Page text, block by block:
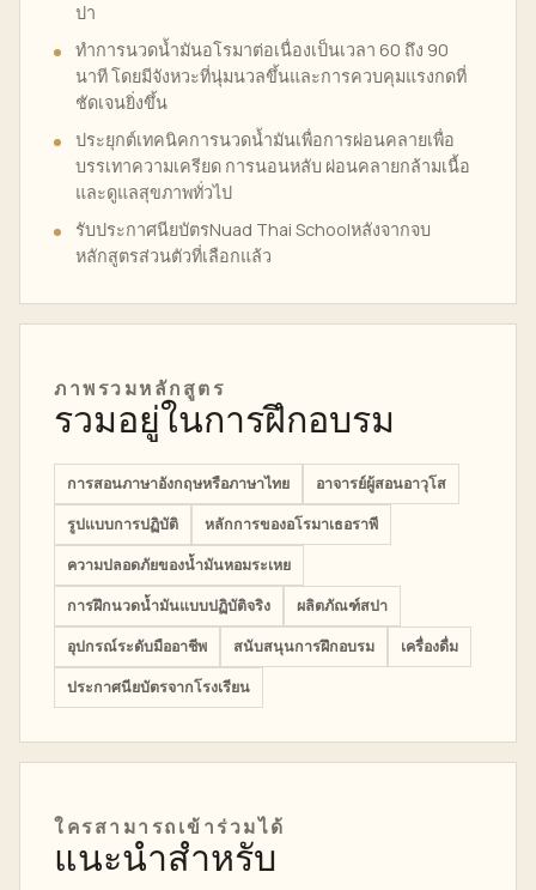
ปา
ทำการนวดน้ำมันอโรมาต่อเนื่องเป็นเวลา 60 ถึง 90
นาที โดยมีจังหวะที่นุ่มนวลขึ้นและการควบคุมแรงกดที่
ชัดเจนยิ่งขึ้น
ประยุกต์เทคนิคการนวดน้ำมันเพื่อการผ่อนคลายเพื่อ
บรรเทาความเครียด การนอนหลับ ผ่อนคลายกล้ามเนื้อ
และดูแลสุขภาพทั่วไป
รับประกาศนียบัตรNuad Thai Schoolหลังจากจบ
หลักสูตรส่วนตัวที่เลือกแล้ว
ภาพรวมหลักสูตร
รวมอยู่ในการฝึกอบรม
การสอนภาษาอังกฤษหรือภาษาไทย
อาจารย์ผู้สอนอาวุโส
รูปแบบการปฏิบัติ
หลักการของอโรมาเธอราพี
ความปลอดภัยของน้ำมันหอมระเหย
การฝึกนวดน้ำมันแบบปฏิบัติจริง
ผลิตภัณฑ์สปา
อุปกรณ์ระดับมืออาชีพ
สนับสนุนการฝึกอบรม
เครื่องดื่ม
ประกาศนียบัตรจากโรงเรียน
ใครสามารถเข้าร่วมได้
แนะนำสำหรับ